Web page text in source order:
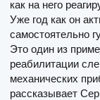
как на него
Уже год как он
самостоятельно
Это один из
реабилитации
механических
рассказывает